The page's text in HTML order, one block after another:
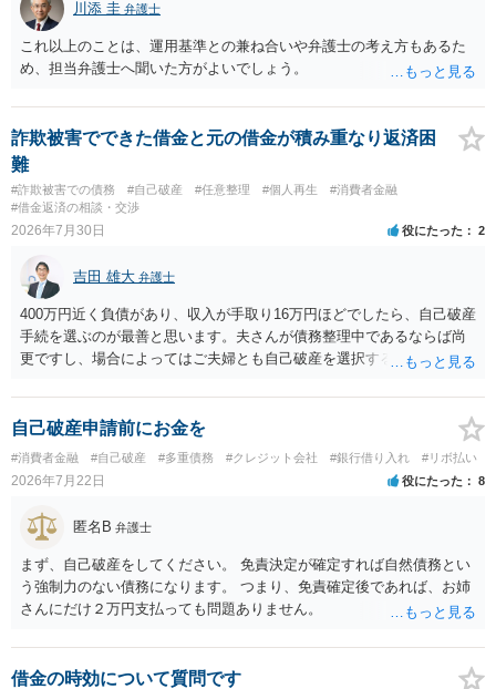
川添 圭 弁護士
これ以上のことは、運用基準との兼ね合いや弁護士の考え方もあるた
め、担当弁護士へ聞いた方がよいでしょう。
詐欺被害でできた借金と元の借金が積み重なり返済困
難
#詐欺被害での債務 #自己破産 #任意整理 #個人再生
#消費者金融
#借金返済の相談・交渉
2026年7月30日 役にたった 2
吉田 雄大 弁護士
400万円近く負債があり、収入が手取り16万円ほどでしたら、自己破産
手続を選ぶのが最善と思います。夫さんが債務整理中であるならば尚
更ですし、場合によってはご夫婦とも自己破産を選択する方法もある
自己破産申請前にお金を
#消費者金融 #自己破産 #多重債務 #クレジット会社 #銀行借り入れ #リボ払い
2026年7月22日 役にたった 8
匿名B 弁護士
まず、自己破産をしてください。 免責決定が確定すれば自然債務とい
う強制力のない債務になります。 つまり、免責確定後であれば、お姉
さんにだけ２万円支払っても問題ありません。
借金の時効について質問です